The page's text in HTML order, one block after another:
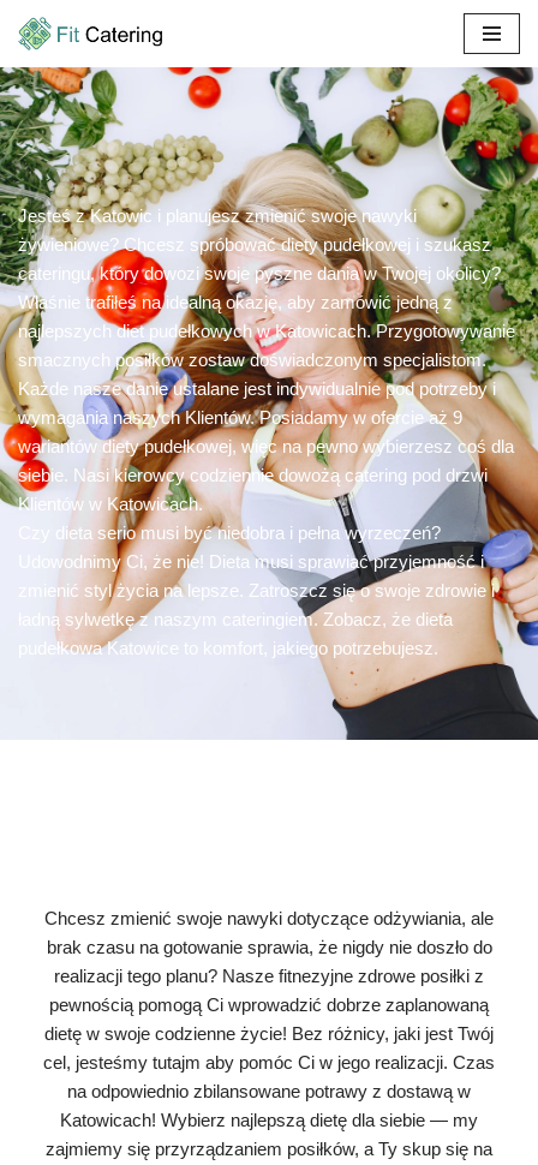
Przejdź
do
treści
Jesteś z Katowic i planujesz zmienić swoje nawyki
żywieniowe? Chcesz spróbować diety pudełkowej i szukasz
cateringu, który dowozi swoje pyszne dania w Twojej okolicy?
Właśnie trafiłeś na idealną okazję, aby zamówić jedną z
najlepszych diet pudełkowych w Katowicach. Przygotowywanie
smacznych posiłków zostaw doświadczonym specjalistom.
Każde nasze danie ustalane jest indywidualnie pod potrzeby i
wymagania naszych Klientów. Posiadamy w ofercie aż 9
wariantów diety pudełkowej, więc na pewno wybierzesz coś dla
siebie. Nasi kierowcy codziennie dowożą catering pod drzwi
Klientów w Katowicach.
Czy dieta serio musi być niedobra i pełna wyrzeczeń?
Udowodnimy Ci, że nie! Dieta musi sprawiać przyjemność i
zmienić styl życia na lepsze. Zatroszcz się o swoje zdrowie i
ładną sylwetkę z naszym cateringiem. Zobacz, że dieta
pudełkowa Katowice to komfort, jakiego potrzebujesz.
Chcesz zmienić swoje nawyki dotyczące odżywiania, ale
brak czasu na gotowanie sprawia, że nigdy nie doszło do
realizacji tego planu? Nasze fitnezyjne zdrowe posiłki z
pewnością pomogą Ci wprowadzić dobrze zaplanowaną
dietę w swoje codzienne życie! Bez różnicy, jaki jest Twój
cel, jesteśmy tutajm aby pomóc Ci w jego realizacji. Czas
na odpowiednio zbilansowane potrawy z dostawą w
Katowicach! Wybierz najlepszą dietę dla siebie — my
zajmiemy się przyrządzaniem posiłków, a Ty skup się na